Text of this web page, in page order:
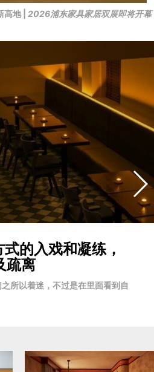
地 | 2026浦东家具家居双展即将开幕
的入戏和凝练，
疏离
所以着迷，不过是在里面看到自